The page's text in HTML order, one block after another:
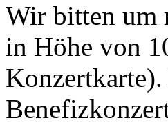
Wir bitten um
in Höhe von